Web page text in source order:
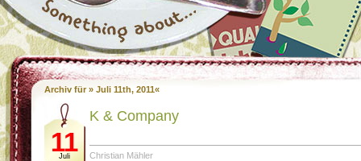
Archiv für » Juli 11th, 2011«
11
Juli
K & Company
Christian Mähler